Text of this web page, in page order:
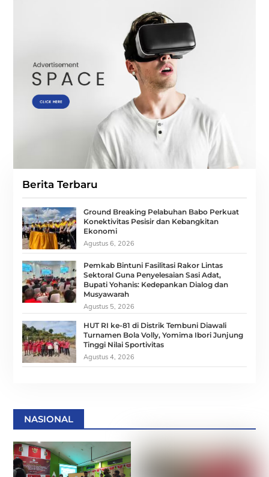
Berita Terbaru
Ground Breaking Pelabuhan Babo Perkuat
Konektivitas Pesisir dan Kebangkitan
Ekonomi
Agustus 6, 2026
Pemkab Bintuni Fasilitasi Rakor Lintas
Sektoral Guna Penyelesaian Sasi Adat,
Bupati Yohanis: Kedepankan Dialog dan
Musyawarah
Agustus 5, 2026
HUT RI ke-81 di Distrik Tembuni Diawali
Turnamen Bola Volly, Yomima Ibori Junjung
Tinggi Nilai Sportivitas
Agustus 4, 2026
NASIONAL